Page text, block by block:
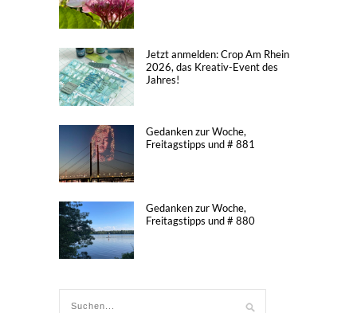
Jetzt anmelden: Crop Am Rhein
2026, das Kreativ-Event des
Jahres!
Gedanken zur Woche,
Freitagstipps und # 881
Gedanken zur Woche,
Freitagstipps und # 880